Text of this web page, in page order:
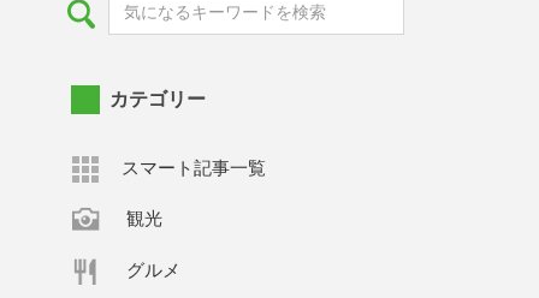
カテゴリー
スマート記事一覧
観光
グルメ